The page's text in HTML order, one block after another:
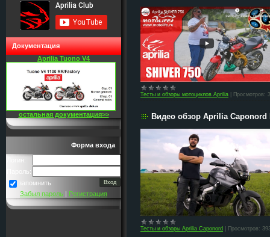
Документация
Aprilia Tuono V4
остальная документация>>
Форма входа
Логин:
Пароль:
запомнить
Забыл пароль | Регистрация
Тесты и обзоры мотоциклов Aprilia Просмотров:
Видео обзор Aprilia Caponord
Тесты и обзоры Aprilia Caponord Просмотров: